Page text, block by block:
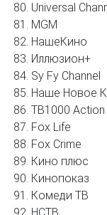
Universal
MGM
НашеКино
Иллюзион+
Sy Fy Channel
Наше Новое
ТВ1000 Action
Fox Life
Fox Crime
Кино плюс
Кинопоказ
Комеди ТВ